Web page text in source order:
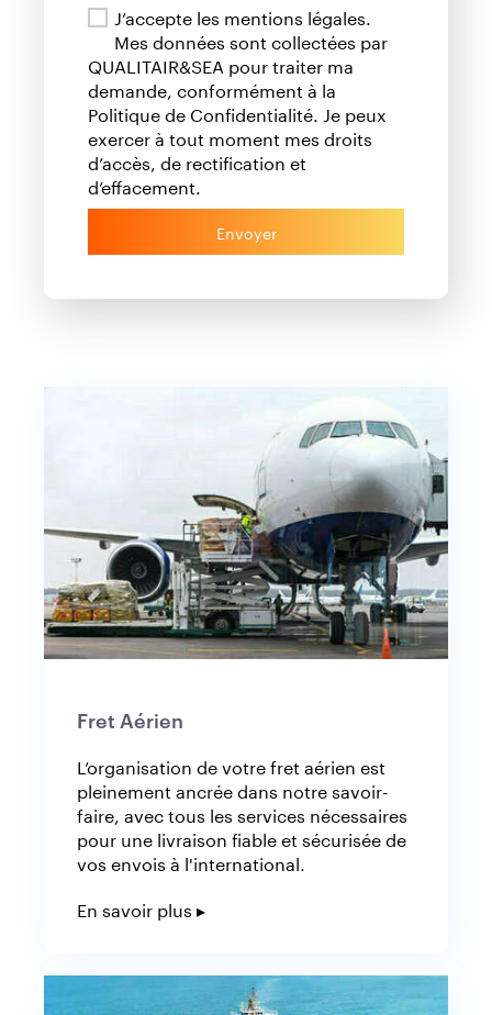
J’accepte les mentions légales.
Mes données sont collectées par
QUALITAIR&SEA pour traiter ma
demande, conformément à la
Politique de Confidentialité. Je peux
exercer à tout moment mes droits
d’accès, de rectification et
d’effacement.
Envoyer
Fret Aérien
L’organisation de votre fret aérien est
pleinement ancrée dans notre savoir-
faire, avec tous les services nécessaires
pour une livraison fiable et sécurisée de
vos envois à l'international.
En savoir plus ▸